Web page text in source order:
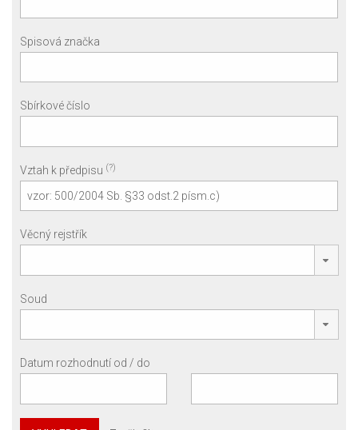
Spisová značka
Sbírkové číslo
Vztah k předpisu (?)
Věcný rejstřík
Soud
Datum rozhodnutí od / do